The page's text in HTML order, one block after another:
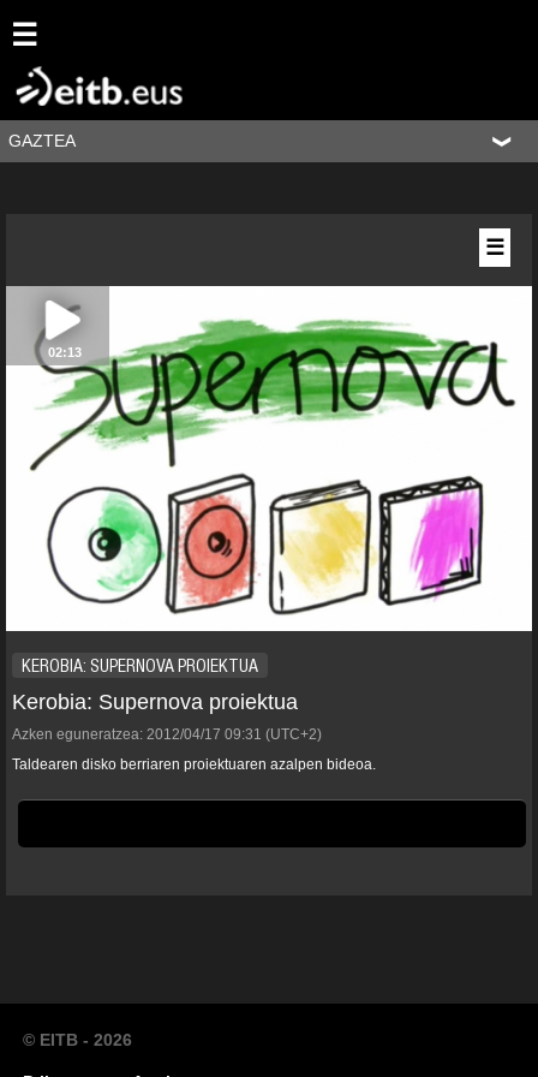
☰
GAZTEA
02:13
KEROBIA: SUPERNOVA PROIEKTUA
Kerobia: Supernova proiektua
Azken eguneratzea: 2012/04/17 09:31 (UTC+2)
Taldearen disko berriaren proiektuaren azalpen bideoa.
☰
© EITB - 2026